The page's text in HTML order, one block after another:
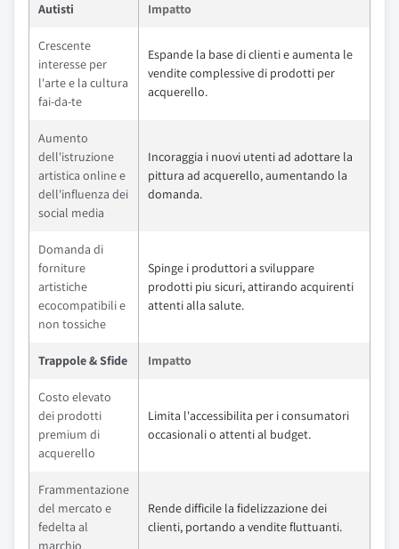
Autisti Impatto
Crescente
interesse per
l'arte e la cultura
fai-da-te
Espande la base di clienti e aumenta le
vendite complessive di prodotti per
acquerello.
Aumento
dell'istruzione
artistica online e
dell'influenza dei
social media
Incoraggia i nuovi utenti ad adottare la
pittura ad acquerello, aumentando la
domanda.
Domanda di
forniture
artistiche
ecocompatibili e
non tossiche
Spinge i produttori a sviluppare
prodotti piu sicuri, attirando acquirenti
attenti alla salute.
Trappole & Sfide Impatto
Costo elevato
dei prodotti
premium di
acquerello
Limita l'accessibilita per i consumatori
occasionali o attenti al budget.
Frammentazione
del mercato e
fedelta al
marchio
Rende difficile la fidelizzazione dei
clienti, portando a vendite fluttuanti.